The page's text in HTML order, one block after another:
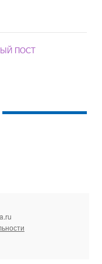
ПОСТ